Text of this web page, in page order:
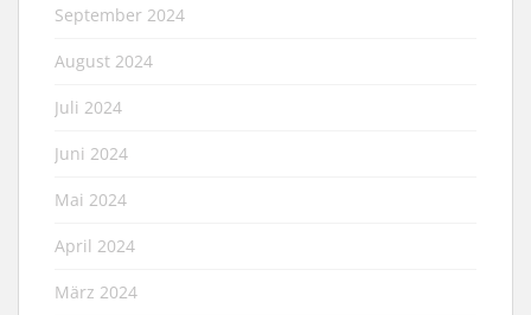
September 2024
August 2024
Juli 2024
Juni 2024
Mai 2024
April 2024
März 2024